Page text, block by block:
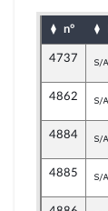
n°
4737
4862
4884
4885